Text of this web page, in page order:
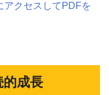
アクセスしてPDFを
的成長